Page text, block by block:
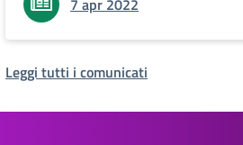
Leggi tutti i comunicati